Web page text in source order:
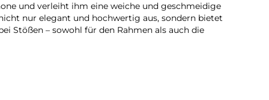
und verleiht ihm eine weiche und geschmeidige
nur elegant und hochwertig aus, sondern bietet
Stößen – sowohl für den Rahmen als auch die